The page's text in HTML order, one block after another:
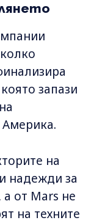
запази
на
надежди за
от Mars не
на техните